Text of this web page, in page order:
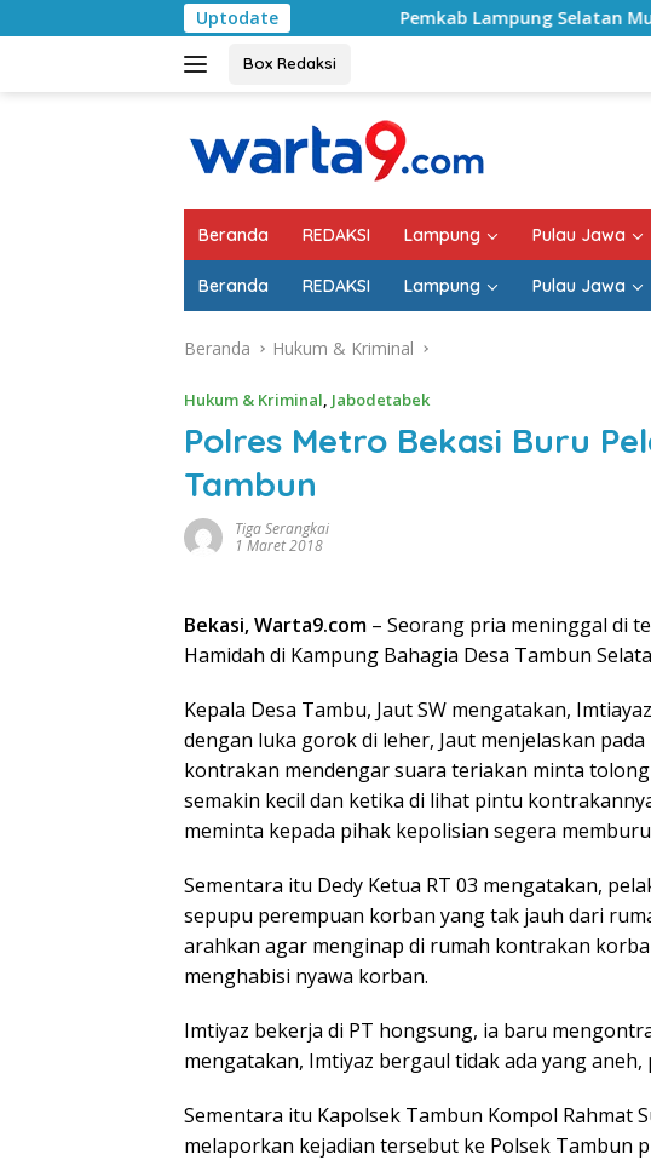
ke
Uptodate
Pemkab Lampung Selatan Mulai Tangani Jalan
Box Redaksi
Beranda REDAKSI Lampung Pulau Jawa
Beranda REDAKSI Lampung Pulau Jawa
Beranda Hukum & Kriminal
Hukum & Kriminal, Jabodetabek
Polres Metro Bekasi Buru
Tambun
Tiga Serangkai
1 Maret 2018
Bekasi, Warta9.com – Seorang pria meninggal di
Hamidah di Kampung Bahagia Desa Tambun
Kepala Desa Tambu, Jaut SW mengatakan,
dengan luka gorok di leher, Jaut menjelaskan
kontrakan mendengar suara teriakan minta
semakin kecil dan ketika di lihat pintu
meminta kepada pihak kepolisian segera
Sementara itu Dedy Ketua RT 03 mengatakan,
sepupu perempuan korban yang tak jauh dari
arahkan agar menginap di rumah kontrakan
menghabisi nyawa korban.
Imtiyaz bekerja di PT hongsung, ia baru
mengatakan, Imtiyaz bergaul tidak ada yang
Sementara itu Kapolsek Tambun Kompol Rahmat
melaporkan kejadian tersebut ke Polsek Tambun